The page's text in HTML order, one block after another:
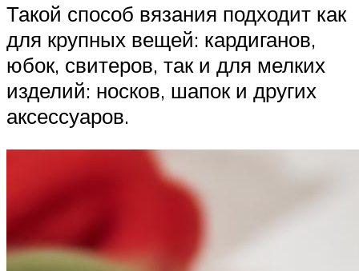
Такой способ вязания подходит как
для крупных вещей: кардиганов,
юбок, свитеров, так и для мелких
изделий: носков, шапок и других
аксессуаров.